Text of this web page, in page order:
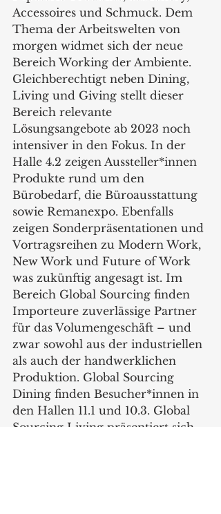
Accessoires und Schmuck. Dem
Thema der Arbeitswelten von
morgen widmet sich der neue
Bereich Working der Ambiente.
Gleichberechtigt neben Dining,
Living und Giving stellt dieser
Bereich relevante
Lösungsangebote ab 2023 noch
intensiver in den Fokus. In der
Halle 4.2 zeigen Aussteller*innen
Produkte rund um den
Bürobedarf, die Büroausstattung
sowie Remanexpo. Ebenfalls
zeigen Sonderpräsentationen und
Vortragsreihen zu Modern Work,
New Work und Future of Work
was zukünftig angesagt ist. Im
Bereich Global Sourcing finden
Importeure zuverlässige Partner
für das Volumengeschäft – und
zwar sowohl aus der industriellen
als auch der handwerklichen
Produktion. Global Sourcing
Dining finden Besucher*innen in
den Hallen 11.1 und 10.3. Global
Sourcing Living präsentiert sich